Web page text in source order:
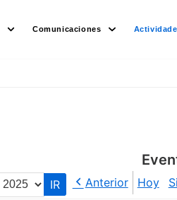
Comunicaciones
Anterior Hoy